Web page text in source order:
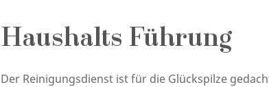
Haushalts Führung
Der Reinigungsdienst ist für die Glückspilze